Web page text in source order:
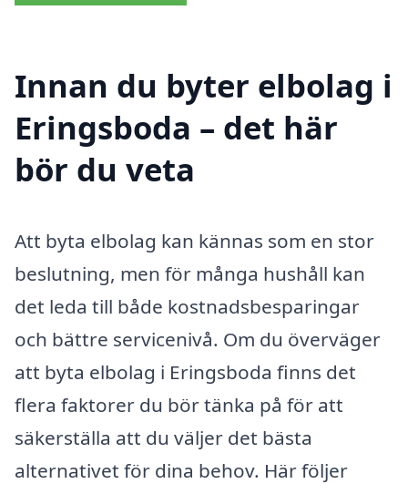
Innan du byter elbolag i
Eringsboda – det här
bör du veta
Att byta elbolag kan kännas som en stor
beslutning, men för många hushåll kan
det leda till både kostnadsbesparingar
och bättre servicenivå. Om du överväger
att byta elbolag i Eringsboda finns det
flera faktorer du bör tänka på för att
säkerställa att du väljer det bästa
alternativet för dina behov. Här följer